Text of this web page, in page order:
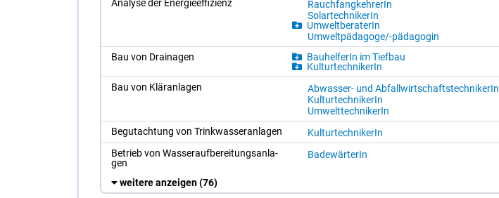
Ana­ly­se der En­er­gie­ef­fi­zi­enz
Rauch­fang­keh­re­rIn
So­lar­tech­ni­ke­rIn
Um­welt­be­ra­te­rIn
Um­welt­päd­ago­ge/-​päd­ago­gin
Bau von Drai­na­gen
Bau­hel­fe­rIn im Tief­bau
Kul­tur­tech­ni­ke­rIn
Bau von Klär­an­la­gen
Ab­was­ser- und Ab­fall­wirt­schafts­tech­ni­ke­rIn
Kul­tur­tech­ni­ke­rIn
Um­welt­tech­ni­ke­rIn
Be­gut­ach­tung von Trink­was­ser­an­la­gen
Kul­tur­tech­ni­ke­rIn
Be­trieb von Was­ser­auf­be­rei­tungs­an­la­
gen
Ba­de­wär­te­rIn
weitere anzeigen(76)